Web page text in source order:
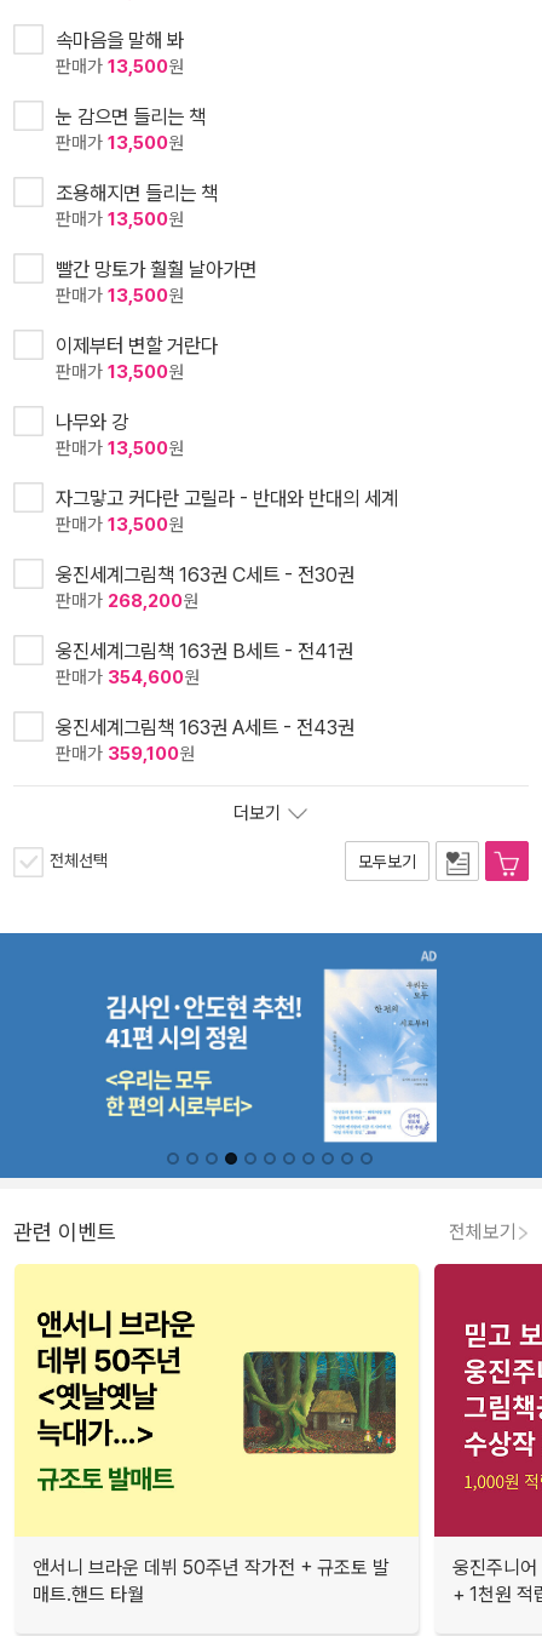
속마음을 말해 봐
판매가 13,500원
눈 감으면 들리는 책
판매가 13,500원
조용해지면 들리는 책
판매가 13,500원
빨간 망토가 훨훨 날아가면
판매가 13,500원
이제부터 변할 거란다
판매가 13,500원
나무와 강
판매가 13,500원
자그맣고 커다란 고릴라 - 반대와 반대의 세계
판매가 13,500원
웅진세계그림책 163권 C세트 - 전30권
판매가 268,200원
웅진세계그림책 163권 B세트 - 전41권
판매가 354,600원
웅진세계그림책 163권 A세트 - 전43권
판매가 359,100원
더보기
전체선택 모두보기
관련 이벤트 전체보기
앤서니 브라운 데뷔 50주년 작가전 + 규조토 발
매트.핸드 타월
웅진주니
+ 1천원 적